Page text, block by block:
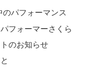
パフォーマンス
フォーマーさくら
のお知らせ